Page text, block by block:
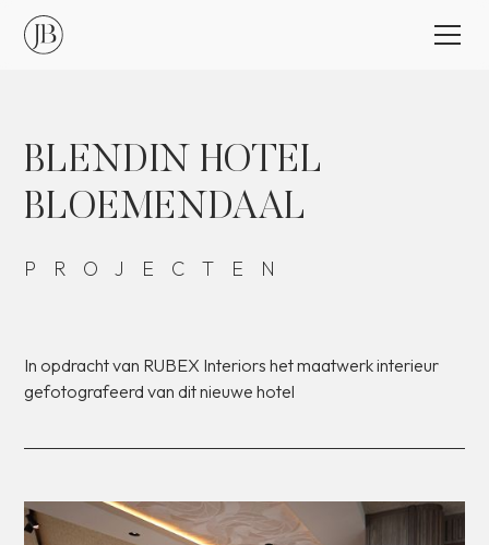
BLENDIN HOTEL
BLOEMENDAAL
PROJECTEN
In opdrachtvan RUBEX Interiors hetmaatwerkinterieur
gefotografeerd van ditnieuwe hotel